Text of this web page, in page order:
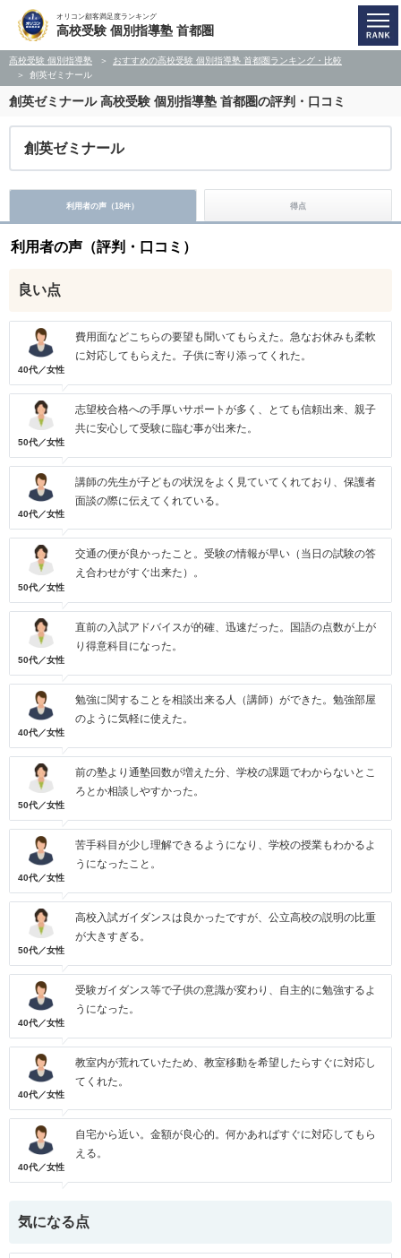
オリコン顧客満足度ランキング
高校受験 個別指導塾 首都圏
高校受験 個別指導塾
おすすめの高校受験 個別指導塾 首都圏ランキング・比較
創英ゼミナール
創英ゼミナール高校受験 個別指導塾 首都圏の評判・口コミ
創英ゼミナール
利用者の声（18件） 得点
利用者の声（評判・口コミ）
良い点
40代／女性
費用面などこちらの要望も聞いてもらえた。急なお休みも柔軟
に対応してもらえた。子供に寄り添ってくれた。
50代／女性
志望校合格への手厚いサポートが多く、とても信頼出来、親子
共に安心して受験に臨む事が出来た。
40代／女性
講師の先生が子どもの状況をよく見ていてくれており、保護者
面談の際に伝えてくれている。
50代／女性
交通の便が良かったこと。受験の情報が早い（当日の試験の答
え合わせがすぐ出来た）。
50代／女性
直前の入試アドバイスが的確、迅速だった。国語の点数が上が
り得意科目になった。
40代／女性
勉強に関することを相談出来る人（講師）ができた。勉強部屋
のように気軽に使えた。
50代／女性
前の塾より通塾回数が増えた分、学校の課題でわからないとこ
ろとか相談しやすかった。
40代／女性
苦手科目が少し理解できるようになり、学校の授業もわかるよ
うになったこと。
50代／女性
高校入試ガイダンスは良かったですが、公立高校の説明の比重
が大きすぎる。
40代／女性
受験ガイダンス等で子供の意識が変わり、自主的に勉強するよ
うになった。
40代／女性
教室内が荒れていたため、教室移動を希望したらすぐに対応し
てくれた。
40代／女性
自宅から近い。金額が良心的。何かあればすぐに対応してもら
える。
気になる点